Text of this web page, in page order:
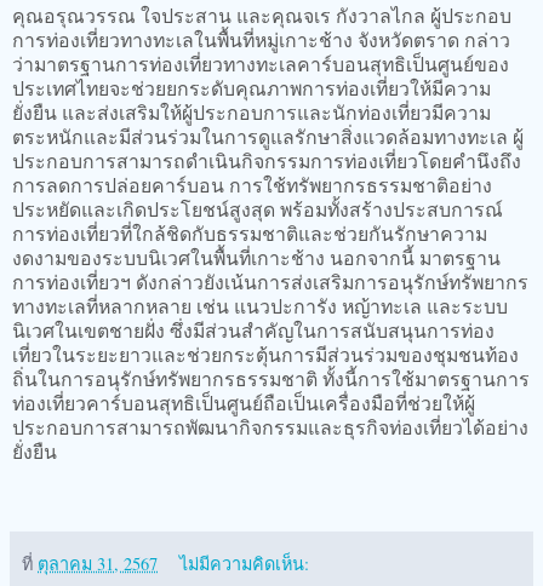
คุณอรุณวรรณ ใจประสาน และคุณจเร กังวาลไกล ผู้ประกอบ
การท่องเที่ยวทางทะเลในพื้นที่หมู่เกาะช้าง จังหวัดตราด กล่าว
ว่ามาตรฐานการท่องเที่ยวทางทะเลคาร์บอนสุทธิเป็นศูนย์ของ
ประเทศไทยจะช่วยยกระดับคุณภาพการท่องเที่ยวให้มีความ
ยั่งยืน และส่งเสริมให้ผู้ประกอบการและนักท่องเที่ยวมีความ
ตระหนักและมีส่วนร่วมในการดูแลรักษาสิ่งแวดล้อมทางทะเล ผู้
ประกอบการสามารถดำเนินกิจกรรมการท่องเที่ยวโดยคำนึงถึง
การลดการปล่อยคาร์บอน การใช้ทรัพยากรธรรมชาติอย่าง
ประหยัดและเกิดประโยชน์สูงสุด พร้อมทั้งสร้างประสบการณ์
การท่องเที่ยวที่ใกล้ชิดกับธรรมชาติและช่วยกันรักษาความ
งดงามของระบบนิเวศในพื้นที่เกาะช้าง นอกจากนี้ มาตรฐาน
การท่องเที่ยวฯ ดังกล่าวยังเน้นการส่งเสริมการอนุรักษ์ทรัพยากร
ทางทะเลที่หลากหลาย เช่น แนวปะการัง หญ้าทะเล และระบบ
นิเวศในเขตชายฝั่ง ซึ่งมีส่วนสำคัญในการสนับสนุนการท่อง
เที่ยวในระยะยาวและช่วยกระตุ้นการมีส่วนร่วมของชุมชนท้อง
ถิ่นในการอนุรักษ์ทรัพยากรธรรมชาติ ทั้งนี้การใช้มาตรฐานการ
ท่องเที่ยวคาร์บอนสุทธิเป็นศูนย์ถือเป็นเครื่องมือที่ช่วยให้ผู้
ประกอบการสามารถพัฒนากิจกรรมและธุรกิจท่องเที่ยวได้อย่าง
ยั่งยืน
ที่ ตุลาคม 31, 2567 ไม่มีความคิดเห็น: